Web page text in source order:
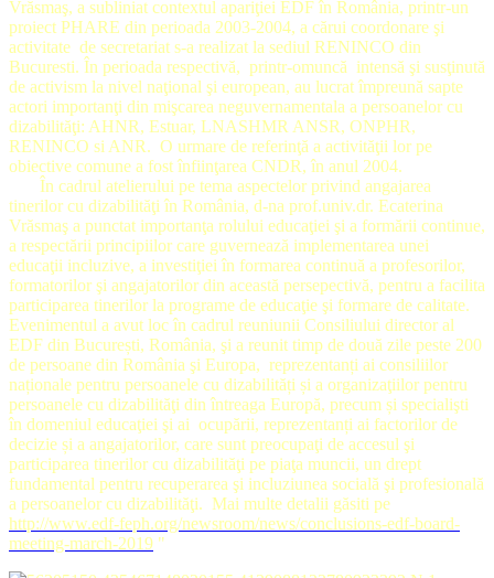
Vrăsmaş, a subliniat contextul apariţiei EDF în România, printr-un
proiect PHARE din perioada 2003-2004, a cărui coordonare şi
activitate de secretariat s-a realizat la sediul RENINCO din
Bucuresti. În perioada respectivă, printr-omuncă intensă şi susţinută
de activism la nivel naţional şi european, au lucrat împreună sapte
actori importanţi din mişcarea neguvernamentala a persoanelor cu
dizabilităţi: AHNR, Estuar, LNASHMRANSR, ONPHR,
RENINCO si ANR. O urmare de referinţă a activităţii lor pe
obiective comune a fost înfiinţarea CNDR, în anul 2004.
În cadrul atelierului pe tema aspectelor privind angajarea
tinerilor cu dizabilităţi în România, d-na prof.univ.dr. Ecaterina
Vrăsmaş a punctat importanţa rolului educaţiei şi a formării continue,
a respectării principiilor care guvernează implementarea unei
educaţii incluzive, a investiţiei în formarea continuă a profesorilor,
formatorilor şi angajatorilor din această persepectivă, pentru a facilita
participarea tinerilor la programe de educaţie şi formare de calitate.
Evenimentul a avut loc în cadrul reuniunii Consiliului director al
EDF din București, România, şi a reunit timp de două zile peste 200
de persoane din România şi Europa, reprezentanți ai consiliilor
naționale pentru persoanele cu dizabilități și a organizaţiilor pentru
persoanele cu dizabilităţi din întreaga Europă, precum și specialişti
în domeniul educaţiei şi ai ocupării, reprezentanți ai factorilor de
decizie și a angajatorilor, care sunt preocupaţi de accesul şi
participarea tinerilor cu dizabilităţi pe piaţa muncii, un drept
fundamental pentru recuperarea şi incluziunea socială şi profesională
a persoanelor cu dizabilităţi. Mai multe detalii găsiti pe
http://www.edf-feph.org/newsroom/news/conclusions-edf-board-
meeting-march-2019 "